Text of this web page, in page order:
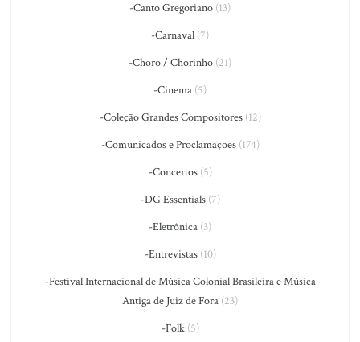
-Canto Gregoriano (13)
-Carnaval (7)
-Choro / Chorinho (21)
-Cinema (5)
-Coleção Grandes Compositores(12)
-Comunicados e Proclamações(174)
-Concertos(5)
-DG Essentials(7)
-Eletrônica (3)
-Entrevistas(10)
-Festival Internacional de Música Colonial Brasileira e Música
Antiga de Juiz de Fora (23)
-Folk(5)